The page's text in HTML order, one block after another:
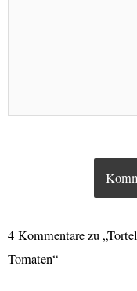
4 Kommentare zu
Tomaten“